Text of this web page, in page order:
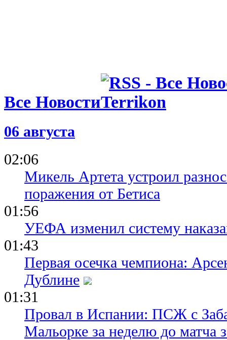
Все Новости
06 августа
02:06
Микель Артета устроил
поражения от Бетиса
01:56
УЕФА изменил систему
01:43
Первая осечка чемпиона:
Дублине
01:31
Провал в Испании: ПСЖ с
Мальорке за неделю до матча